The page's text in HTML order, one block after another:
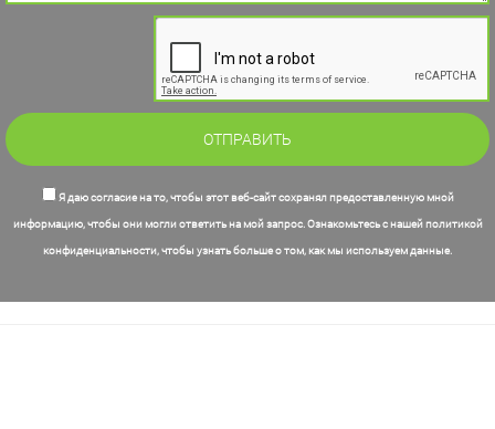
Я даю согласие на то, чтобы этот веб-сайт сохранял предоставленную мной
информацию, чтобы они могли ответить на мой запрос. Ознакомьтесь с нашей политикой
конфиденциальности, чтобы узнать больше о том, как мы используем данные.